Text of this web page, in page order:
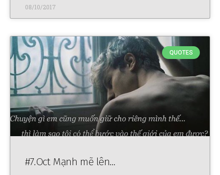
08/10/2017
QUOTES
#7.Oct Mạnh mẽ lên…